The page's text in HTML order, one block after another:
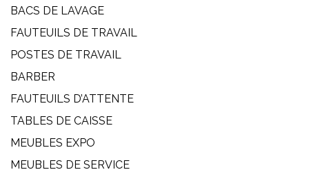
BACS DE LAVAGE
FAUTEUILS DE TRAVAIL
POSTES DE TRAVAIL
BARBER
FAUTEUILS D’ATTENTE
TABLES DE CAISSE
MEUBLES EXPO
MEUBLES DE SERVICE